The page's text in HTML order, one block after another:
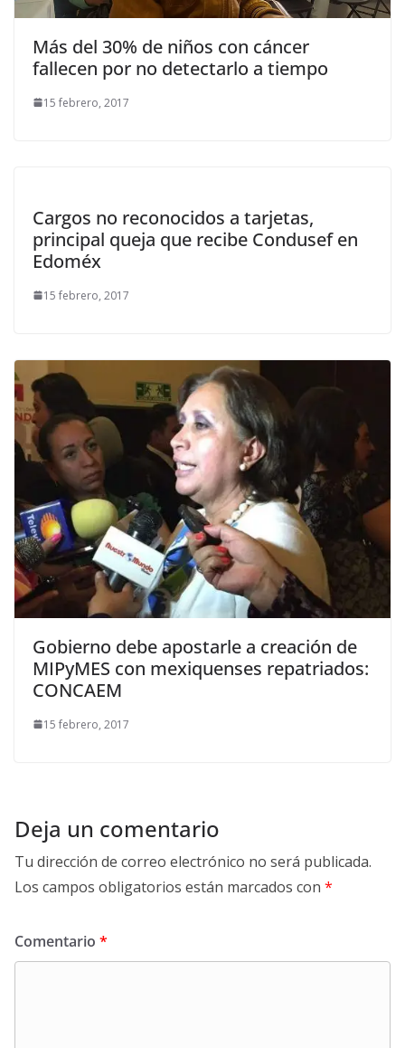
Más del 30% de niños con cáncer
fallecen por no detectarlo a tiempo
15 febrero, 2017
Cargos no reconocidos a tarjetas,
principal queja que recibe Condusef en
Edoméx
15 febrero, 2017
Gobierno debe apostarle a creación de
MIPyMES con mexiquenses repatriados:
CONCAEM
15 febrero, 2017
Deja un comentario
Tu dirección de correo electrónico no será publicada.
Los campos obligatorios están marcados con *
Comentario *